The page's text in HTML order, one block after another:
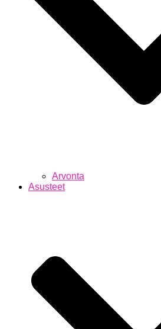
Arvonta
Asusteet